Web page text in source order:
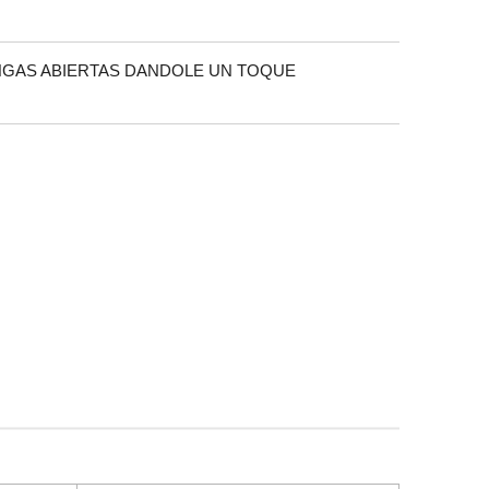
ABIERTAS DANDOLE UN TOQUE